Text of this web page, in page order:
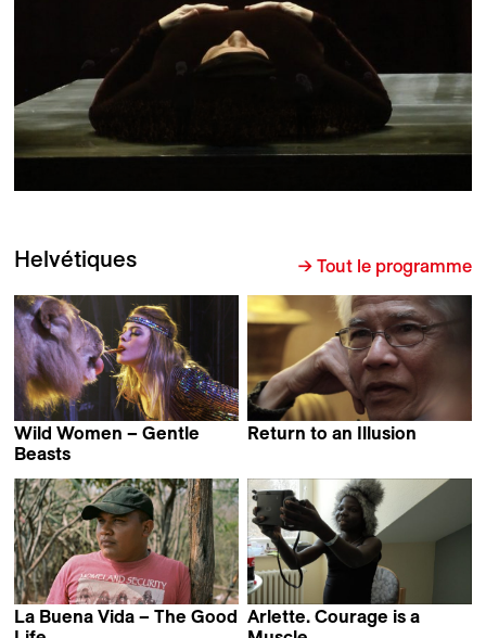
Helvétiques → Tout le programme
Wild Women – Gentle
Beasts
Return to an Illusion
La Buena Vida – The Good Arlette. Courage is a